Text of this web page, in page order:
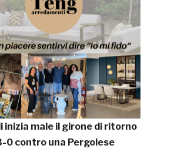
inizia male il girone di ritorno
0 contro una Pergolese